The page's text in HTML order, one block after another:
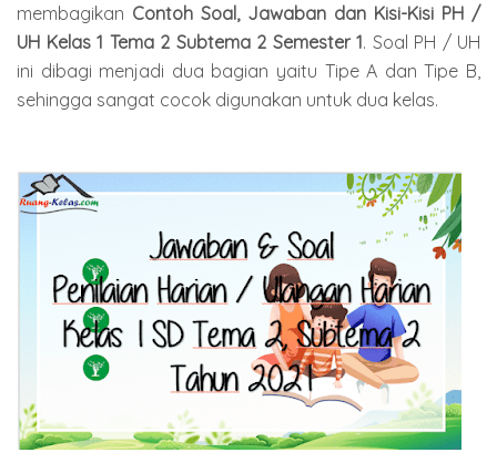
membagikan Contoh Soal, Jawaban dan Kisi-Kisi PH /
UH Kelas 1 Tema 2 Subtema 2 Semester 1. Soal PH / UH
ini dibagi menjadi dua bagian yaitu Tipe A dan Tipe B,
sehingga sangat cocok digunakan untuk dua kelas.